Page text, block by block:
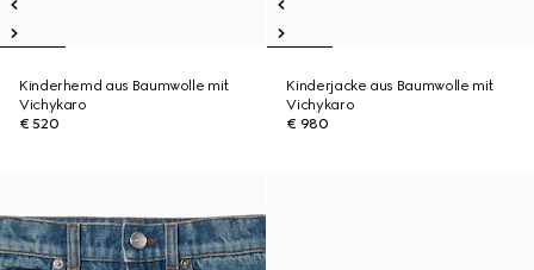
Kinderhemd aus Baumwolle mit
Vichykaro
€ 520
Kinderjacke aus Baumwolle mit
Vichykaro
€ 980